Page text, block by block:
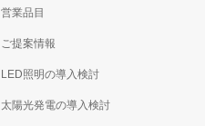
営業品目
ご提案情報
LED照明の導入検討
太陽光発電の導入検討